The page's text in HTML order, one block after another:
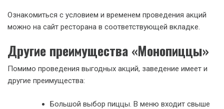
Ознакомиться с условием и временем проведения акций
можно на сайт ресторана в соответствующей вкладке.
Другие преимущества «Монопиццы»
Помимо проведения выгодных акций, заведение имеет и
другие преимущества:
Большой выбор пиццы. В меню входит свыше